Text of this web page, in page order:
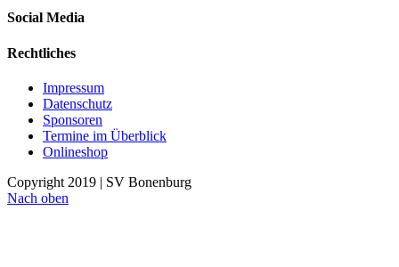
Social Media
Rechtliches
Impressum
Datenschutz
Sponsoren
Termine im Überblick
Onlineshop
Copyright 2019 | SV Bonenburg
Nach oben